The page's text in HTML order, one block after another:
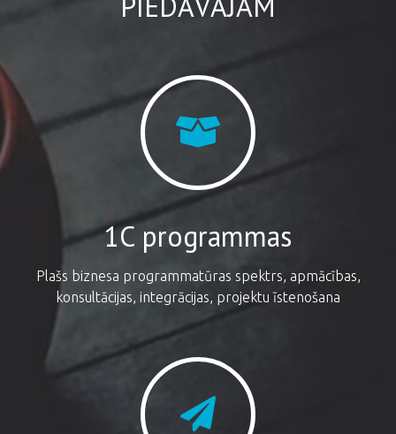
1C programmas
Plašs biznesa programmatūras spektrs, apmācības,
konsultācijas, integrācijas, projektu īstenošana